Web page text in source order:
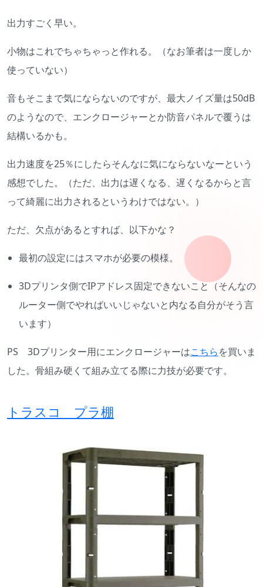
出力すごく早い。
小物はこれでちゃちゃっと作れる。（なお筆者は一度しか
使っていない）
音もそこまで気にならないのですが、最大ノイズ量は50dB
のようなので、エンクロージャーとか防音パネルで覆うは
結構いるかも。
出力速度を25％にしたらそんなに気にならないなーという
感想でした。（ただ、出力は遅くなる、遅くなるからと言
って綺麗に出力されるというわけではない。）
ただ、欠点があるとすれば、以下かな？
最初の設定にはスマホが必要の模様。
3Dプリンタ側でIPアドレス固定できないこと（そんなの
ルーター側でやればいいじゃないと内なる自分がそう言
います）
PS 3Dプリンター用にエンクロージャーはこちらを買いま
した。骨組み硬くて組み立てる際に力技が必要です。
トラスコ プラ棚